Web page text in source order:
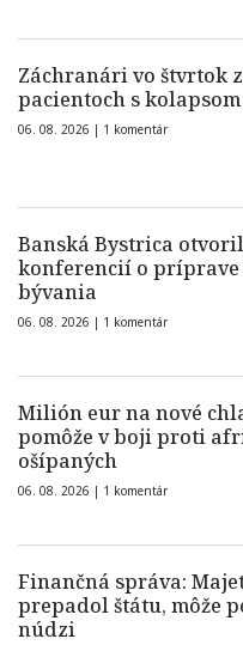
Záchranári vo štvrtok
pacientoch s
06. 08. 2026 | 1 komentár
Banská Bystrica
konferencií o príprave
bývania
06. 08. 2026 | 1 komentár
Milión eur na nové
pomôže v boji proti
ošípaných
06. 08. 2026 | 1 komentár
Finančná správa:
prepadol štátu, môže
núdzi